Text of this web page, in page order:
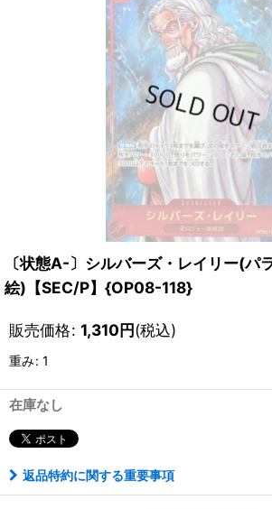
〔状態A-〕シルバーズ・レイリー(パ
絵)【SEC/P】{OP08-118}
販売価格: 1,310円(税込)
重み: 1
在庫なし
返品特約に関する重要事項